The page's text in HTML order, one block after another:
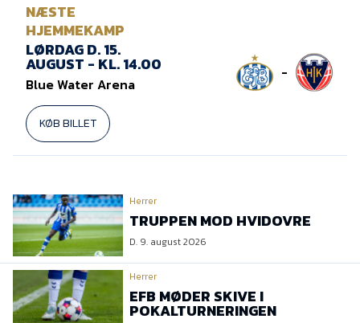
NÆSTE
HJEMMEKAMP
LØRDAG D. 15.
AUGUST - KL. 14.00
Blue Water Arena
KØB BILLET
-
Herrer
TRUPPEN MOD HVIDOVRE
D. 9. august 2026
Herrer
EFB MØDER SKIVE I
POKALTURNERINGEN